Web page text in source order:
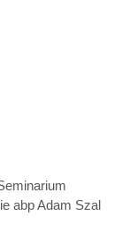
abp Adam Szal